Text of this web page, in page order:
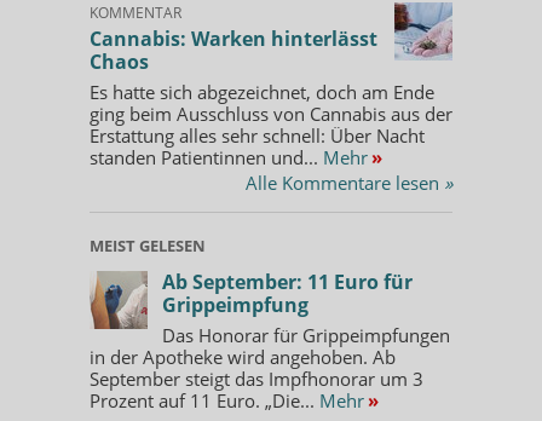
KOMMENTAR
Cannabis: Warken hinterlässt
Chaos
Es hatte sich abgezeichnet, doch am Ende
ging beim Ausschluss von Cannabis aus der
Erstattung alles sehr schnell: Über Nacht
standen Patientinnen und... Mehr »
Alle Kommentare lesen »
MEIST GELESEN
Ab September: 11 Euro für
Grippeimpfung
Das Honorar für Grippeimpfungen
in der Apotheke wird angehoben. Ab
September steigt das Impfhonorar um 3
Prozent auf 11 Euro. „Die... Mehr »